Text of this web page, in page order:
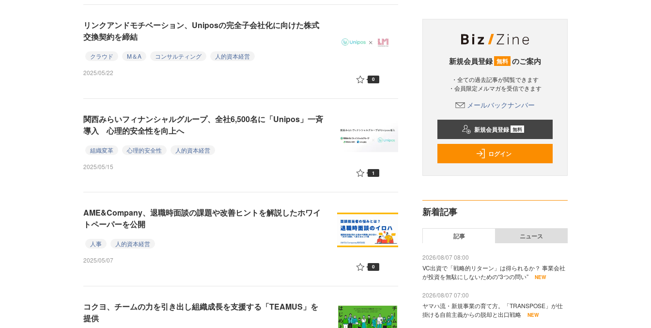
リンクアンドモチベーション、Uniposの完全子会社化に向けた株式
交換契約を締結
クラウド M＆A コンサルティング
人的資本経営
2025/05/22
0
関西みらいフィナンシャルグループ、全社6,500名に「Unipos」一斉
導入 心理的安全性を向上へ
組織変革 心理的安全性
人的資本経営
2025/05/15
1
AME&Company、退職時面談の課題や改善ヒントを解説したホワイ
トペーパーを公開
人事
人的資本経営
2025/05/07
0
コクヨ、チームの力を引き出し組織成長を支援する「TEAMUS」を
提供
新規会員登録 無料 のご案内
・全ての過去記事が閲覧できます
・会員限定メルマガを受信できます
メールバックナンバー
新規会員登録 無料
ログイン
新着記事
記事 ニュース
2026/08/07 08:00
VC出資で「戦略的リターン」は得られるか？ 事業会社
が投資を無駄にしないための“3つの問い”
NEW
2026/08/07 07:00
ヤマハ流・新規事業の育て方。「TRANSPOSE」が仕
掛ける自前主義からの脱却と出口戦略
NEW